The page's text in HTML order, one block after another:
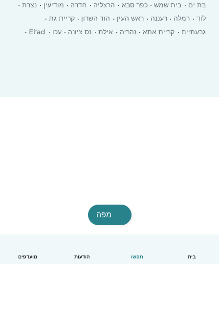
בית חפשו הודעות מועדפים
בת ים
בית שמש כפר סבא הרצליה חדרה מודיעין
נצרת
לוד
רמלה רעננה ראש העין הוד השרון
קריית גת
גבעתיים
קריית אתא ‏נהריה אילת נס ציונה עכו
El‘ad
מפה